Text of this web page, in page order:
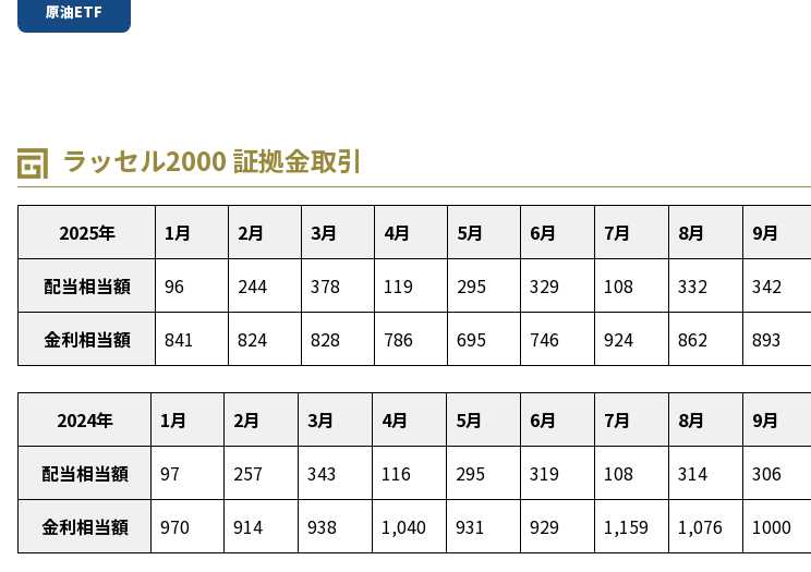
原油ETF
ラッセル2000 証拠金取引
2025年 1月 2月 3月 4月 5月 6月 7月 8月 9月
配当相当額 96 244 378 119 295 329 108 332 342
金利相当額 841 824 828 786 695 746 924 862 893
2024年 1月 2月 3月 4月 5月 6月 7月 8月 9月
配当相当額 97 257 343 116 295 319 108 314 306
金利相当額 970 914 938 1,040 931 929 1,159 1,076 1000